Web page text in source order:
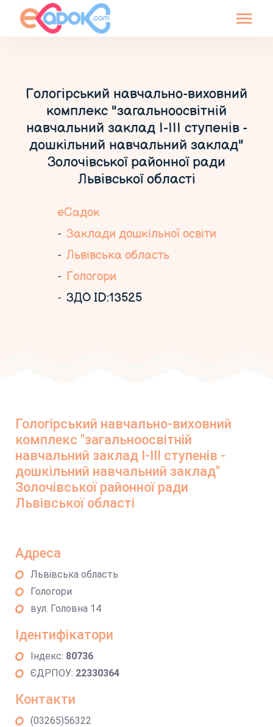
Гологірський навчально-виховний
комплекс "загальноосвітній
навчальний заклад І-ІІІ ступенів -
дошкільний навчальний заклад"
Золочівської районної ради
Львівської області
еСадок
Заклади дошкільної освіти
Львівська область
Гологори
ЗДО ID:13525
Гологірський навчально-виховний
комплекс "загальноосвітній
навчальний заклад І-ІІІ ступенів -
дошкільний навчальний заклад"
Золочівської районної ради
Львівської області
Адреса
Львівська область
Гологори
вул. Головна 14
Ідентифікатори
Індекс: 80736
ЄДРПОУ: 22330364
Контакти
(03265)56322